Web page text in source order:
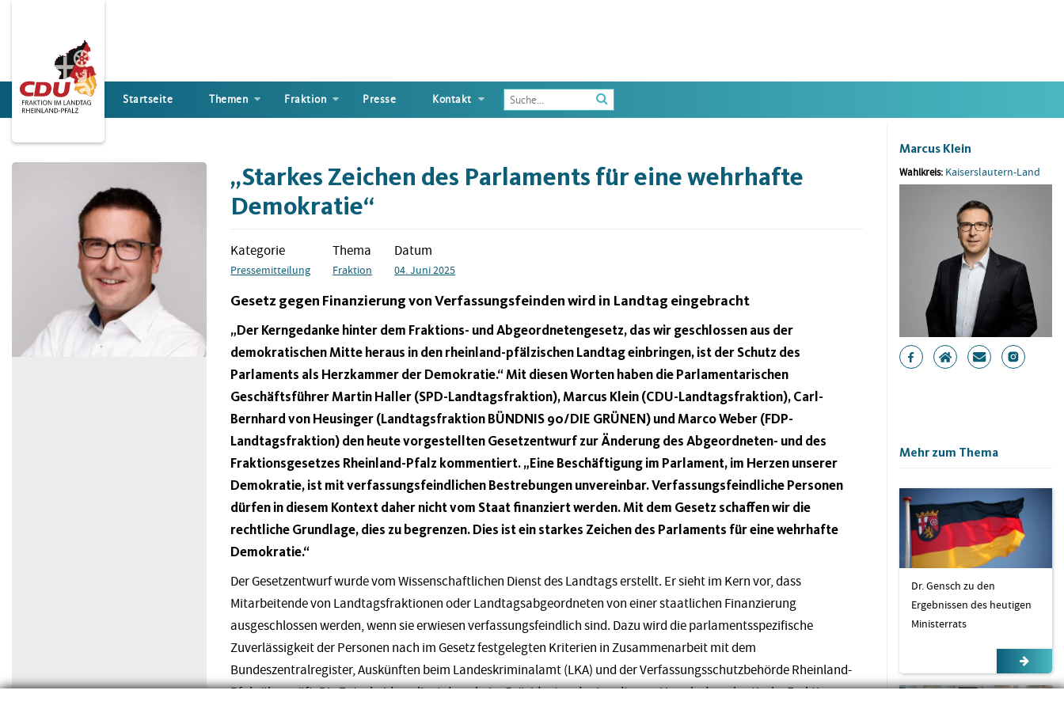
Startseite Themen Fraktion Presse Kontakt
Enter
the
to
„Starkes Zeichen des Parlaments für eine wehrhafte
Demokratie“
Kategorie
Pressemitteilung
Thema
Fraktion
Datum
04. Juni 2025
Gesetz gegen Finanzierung von Verfassungsfeinden wird in Landtag eingebracht
„Der Kerngedanke hinter dem Fraktions- und Abgeordnetengesetz, das wir geschlossen aus der
demokratischen Mitte heraus in den rheinland-pfälzischen Landtag einbringen, ist der Schutz des
Parlaments als Herzkammer der Demokratie.“ Mit diesen Worten haben die Parlamentarischen
Geschäftsführer Martin Haller (SPD-Landtagsfraktion), Marcus Klein (CDU-Landtagsfraktion), Carl-
Bernhard von Heusinger (Landtagsfraktion BÜNDNIS 90/DIE GRÜNEN) und Marco Weber (FDP-
Landtagsfraktion) den heute vorgestellten Gesetzentwurf zur Änderung des Abgeordneten- und des
Fraktionsgesetzes Rheinland-Pfalz kommentiert. „Eine Beschäftigung im Parlament, im Herzen unserer
Demokratie, ist mit verfassungsfeindlichen Bestrebungen unvereinbar. Verfassungsfeindliche Personen
dürfen in diesem Kontext daher nicht vom Staat finanziert werden. Mit dem Gesetz schaffen wir die
rechtliche Grundlage, dies zu begrenzen. Dies ist ein starkes Zeichen des Parlaments für eine wehrhafte
Demokratie.“
Der Gesetzentwurf wurde vom Wissenschaftlichen Dienst des Landtags erstellt. Er sieht im Kern vor, dass
Mitarbeitende von Landtagsfraktionen oder Landtagsabgeordneten von einer staatlichen Finanzierung
ausgeschlossen werden, wenn sie erwiesen verfassungsfeindlich sind. Dazu wird die parlamentsspezifische
Zuverlässigkeit der Personen nach im Gesetz festgelegten Kriterien in Zusammenarbeit mit dem
Bundeszentralregister, Auskünften beim Landeskriminalamt (LKA) und der Verfassungsschutzbehörde Rheinland-
Pfalz überprüft. Die Entscheidung liegt dann beim Präsidenten des Landtags. „Uns als demokratische Fraktionen
Marcus Klein
Wahlkreis: Kaiserslautern-Land
Mehr zum Thema
Dr. Gensch zu den
Ergebnissen des heutigen
Ministerrats